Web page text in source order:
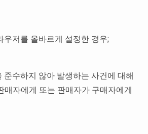
우저를 올바르게 설정한 경우;
수하지 않아 발생하는 사건에 대해
자에게 또는 판매자가 구매자에게